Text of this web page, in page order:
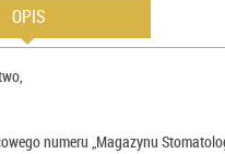
OPIS
numeru „Magazynu